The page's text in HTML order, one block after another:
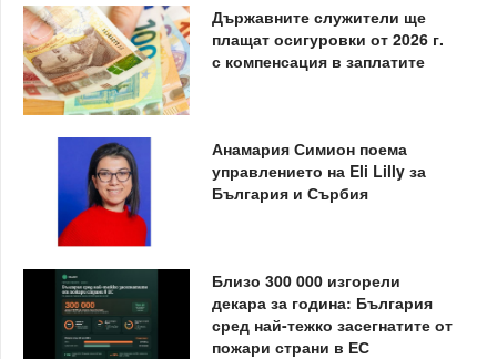
Държавните служители ще
плащат осигуровки от 2026 г.
с компенсация в заплатите
Анамария Симион поема
управлението на Eli Lilly за
България и Сърбия
Близо 300 000 изгорели
декара за година: България
сред най-тежко засегнатите от
пожари страни в ЕС